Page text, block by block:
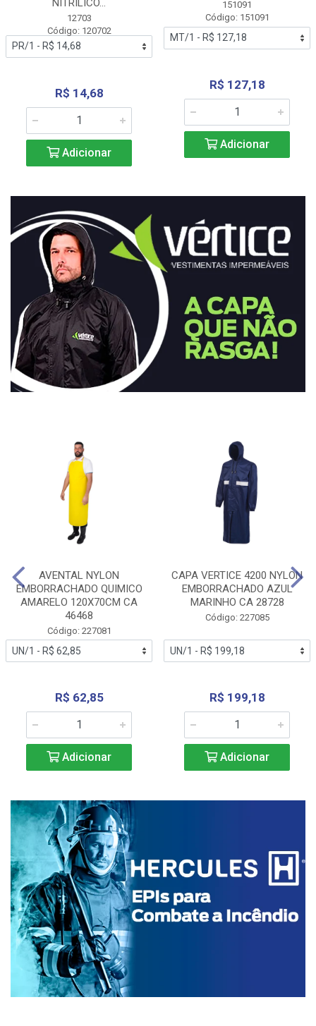
NITRÍLICO...
12703
Código: 120702
R$ 14,68
Adicionar
151091
Código: 151091
R$ 127,18
Adicionar
AVENTAL NYLON
EMBORRACHADO QUIMICO
AMARELO 120X70CM CA
46468
Código: 227081
R$ 62,85
Adicionar
CAPA VERTICE 4200 NYLON
EMBORRACHADO AZUL
MARINHO CA 28728
Código: 227085
R$ 199,18
Adicionar